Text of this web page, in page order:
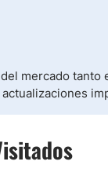
mercado tanto